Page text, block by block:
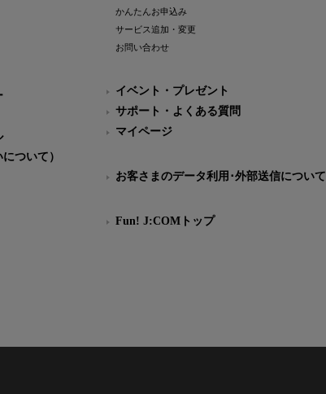
ついて）
かんたんお申込み
サービス追加・変更
お問い合わせ
イベント・プレゼント
サポート・よくある質問
マイページ
お客さまのデータ利用･外部送信について
Fun! J:COMトップ